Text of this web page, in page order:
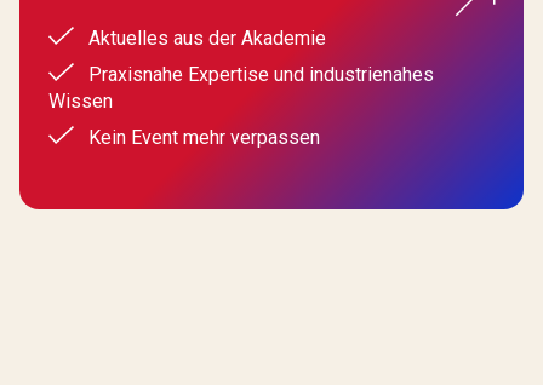
Aktuelles aus der Akademie
Praxisnahe Expertise und industrienahes
Wissen
Kein Event mehr verpassen